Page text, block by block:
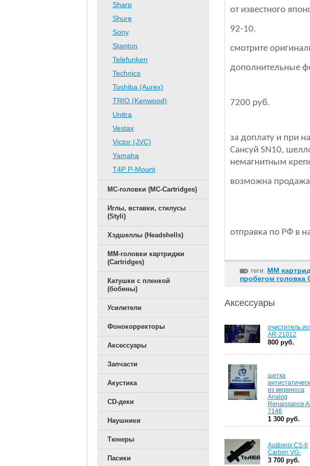
Sharp
Shure
Sony
Stanton
Telefunken
Technics
Toshiba (Aurex)
TRIO (Kenwood)
Unitra
Vestax
Victor (JVC)
Yamaha
T4P P-Mount
MC-головки (MC-Cartridges)
Иглы, вставки, стилусы
(Styli)
Хэдшеллы (Headshells)
ММ-головки картриджи
(Cartridges)
Катушки с пленкой
(бобины)
Усилители
Фонокорректоры
Аксессуары
Запчасти
Акустика
CD-деки
Наушники
Тюнеры
Пасики
от известного
92-10.
смотрите
дополнительные
7200 руб.
за доплату и при
Сансуй SN10,
немагнитным
возможна
отправка по РФ в
теги: ММ
пробегом головка
Аксессуары
очиститель
AR-21012
800 руб.
щетка
из мериноса
Analog
Renaissance
7146
1 300 руб.
Audionix CS-6
Carbon VG-
3 700 руб.